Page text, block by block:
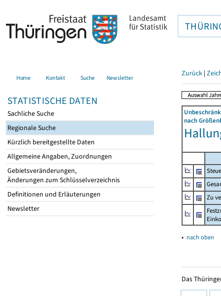
Home Kontakt Suche Newsletter
STATISTISCHE DATEN
Sachliche Suche
Regionale Suche
Kürzlich bereitgestellte Daten
Allgemeine Angaben, Zuordnungen
Gebietsveränderungen,
Änderungen zum Schlüsselverzeichnis
Definitionen und Erläuterungen
Newsletter
Zurück |
nach
Zu
▴ nach oben
Das